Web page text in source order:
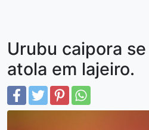
Urubu caipora se
atola em lajeiro.